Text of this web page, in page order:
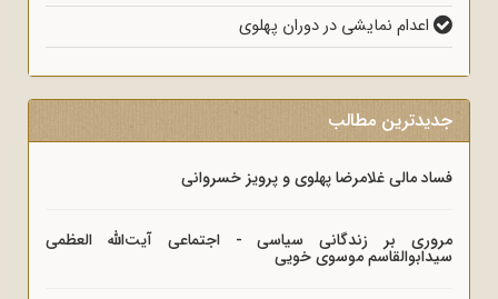
اعدام نمایشی در دوران پهلوی
جدیدترین مطالب
فساد مالی غلامرضا پهلوی و پرویز خسروانی
مروری بر زندگانی سیاسی - اجتماعی آیت‌الله العظمی
سیدابوالقاسم موسوی خویی